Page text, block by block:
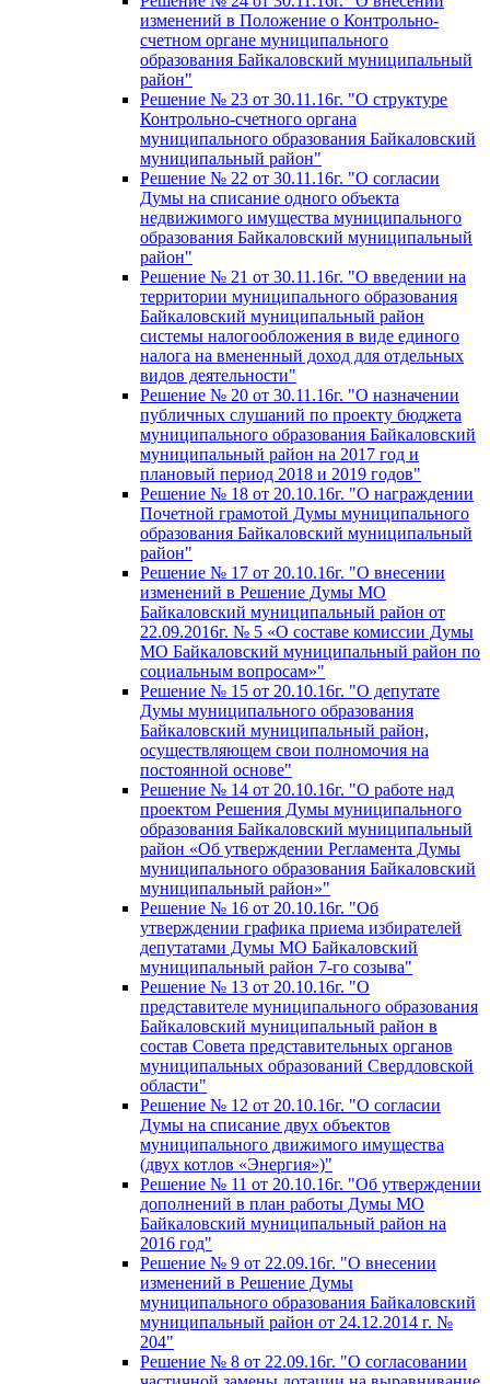
изменений в Положение о Контрольно-
счетном органе муниципального
образования Байкаловский муниципальный
район"
Решение № 23 от 30.11.16г. "О структуре
Контрольно-счетного органа
муниципального образования Байкаловский
муниципальный район"
Решение № 22 от 30.11.16г. "О согласии
Думы на списание одного объекта
недвижимого имущества муниципального
образования Байкаловский муниципальный
район"
Решение № 21 от 30.11.16г. "О введении на
территории муниципального образования
Байкаловский муниципальный район
системы налогообложения в виде единого
налога на вмененный доход для отдельных
видов деятельности"
Решение № 20 от 30.11.16г. "О назначении
публичных слушаний по проекту бюджета
муниципального образования Байкаловский
муниципальный район на 2017 год и
плановый период 2018 и 2019 годов"
Решение № 18 от 20.10.16г. "О награждении
Почетной грамотой Думы муниципального
образования Байкаловский муниципальный
район"
Решение № 17 от 20.10.16г. "О внесении
изменений в Решение Думы МО
Байкаловский муниципальный район от
22.09.2016г. № 5 «О составе комиссии Думы
МО Байкаловский муниципальный район по
социальным вопросам»"
Решение № 15 от 20.10.16г. "О депутате
Думы муниципального образования
Байкаловский муниципальный район,
осуществляющем свои полномочия на
постоянной основе"
Решение № 14 от 20.10.16г. "О работе над
проектом Решения Думы муниципального
образования Байкаловский муниципальный
район «Об утверждении Регламента Думы
муниципального образования Байкаловский
муниципальный район»"
Решение № 16 от 20.10.16г. "Об
утверждении графика приема избирателей
депутатами Думы МО Байкаловский
муниципальный район 7-го созыва"
Решение № 13 от 20.10.16г. "О
представителе муниципального образования
Байкаловский муниципальный район в
состав Совета представительных органов
муниципальных образований Свердловской
области"
Решение № 12 от 20.10.16г. "О согласии
Думы на списание двух объектов
муниципального движимого имущества
(двух котлов «Энергия»)"
Решение № 11 от 20.10.16г. "Об утверждении
дополнений в план работы Думы МО
Байкаловский муниципальный район на
2016 год"
Решение № 9 от 22.09.16г. "О внесении
изменений в Решение Думы
муниципального образования Байкаловский
муниципальный район от 24.12.2014 г. №
204"
Решение № 8 от 22.09.16г. "О согласовании